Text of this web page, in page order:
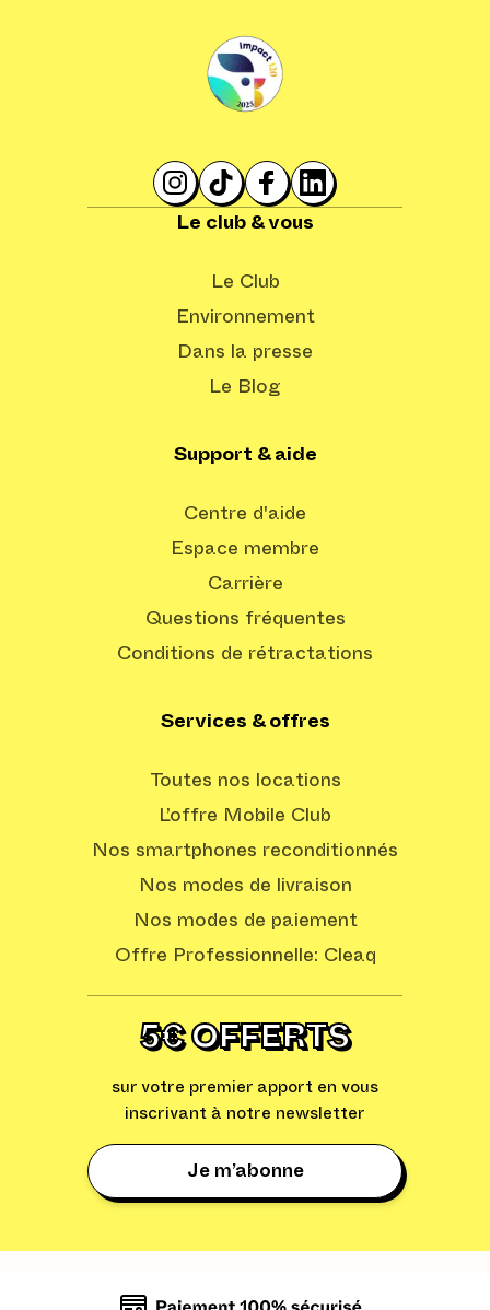
Le club & vous
Le Club
Environnement
Dans la presse
Le Blog
Support & aide
Centre d'aide
Espace membre
Carrière
Questions fréquentes
Conditions de rétractations
Services & offres
Toutes nos locations
L’offre Mobile Club
Nos smartphones reconditionnés
Nos modes de livraison
Nos modes de paiement
Offre Professionnelle: Cleaq
5€ OFFERTS
sur votre premier apport en vous
inscrivant à notre newsletter
Je m’abonne